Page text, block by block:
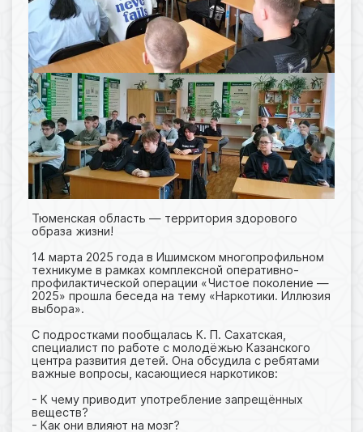
Тюменская область — территория здорового
образа жизни!
14 марта 2025 года в Ишимском многопрофильном
техникуме в рамках комплексной оперативно-
профилактической операции «Чистое поколение —
2025» прошла беседа на тему «Наркотики. Иллюзия
выбора».
С подростками пообщалась К. П. Сахатская,
специалист по работе с молодёжью Казанского
центра развития детей. Она обсудила с ребятами
важные вопросы, касающиеся наркотиков:
- К чему приводит употребление запрещённых
веществ?
- Как они влияют на мозг?